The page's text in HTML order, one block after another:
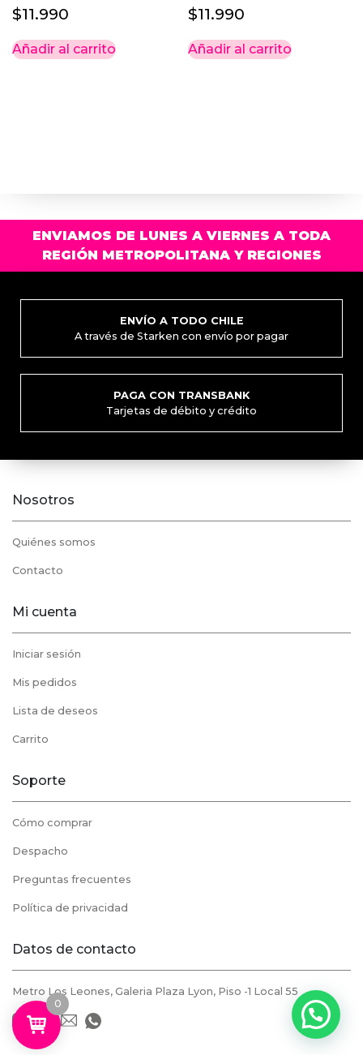
$11.990
Añadir al carrito
$11.990
Añadir al carrito
ENVIAMOS DE LUNES A VIERNES A TODA
REGIÓN METROPOLITANA Y REGIONES
ENVÍO A TODO CHILE
A través de Starken con envío por pagar
PAGA CON TRANSBANK
Tarjetas de débito y crédito
Nosotros
Quiénes somos
Contacto
Mi cuenta
Iniciar sesión
Mis pedidos
Lista de deseos
Carrito
Soporte
Cómo comprar
Despacho
Preguntas frecuentes
Política de privacidad
Datos de contacto
Metro Los Leones, Galeria Plaza Lyon, Piso -1 Local 55
0